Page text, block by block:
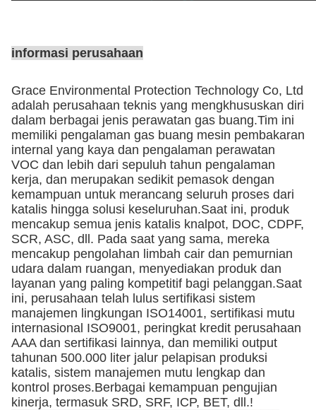
informasi perusahaan
Grace Environmental Protection Technology Co, Ltd
adalah perusahaan teknis yang mengkhususkan diri
dalam berbagai jenis perawatan gas buang.Tim ini
memiliki pengalaman gas buang mesin pembakaran
internal yang kaya dan pengalaman perawatan
VOC dan lebih dari sepuluh tahun pengalaman
kerja, dan merupakan sedikit pemasok dengan
kemampuan untuk merancang seluruh proses dari
katalis hingga solusi keseluruhan.Saat ini, produk
mencakup semua jenis katalis knalpot, DOC, CDPF,
SCR, ASC, dll. Pada saat yang sama, mereka
mencakup pengolahan limbah cair dan pemurnian
udara dalam ruangan, menyediakan produk dan
layanan yang paling kompetitif bagi pelanggan.Saat
ini, perusahaan telah lulus sertifikasi sistem
manajemen lingkungan ISO14001, sertifikasi mutu
internasional ISO9001, peringkat kredit perusahaan
AAA dan sertifikasi lainnya, dan memiliki output
tahunan 500.000 liter jalur pelapisan produksi
katalis, sistem manajemen mutu lengkap dan
kontrol proses.Berbagai kemampuan pengujian
kinerja, termasuk SRD, SRF, ICP, BET, dll.!